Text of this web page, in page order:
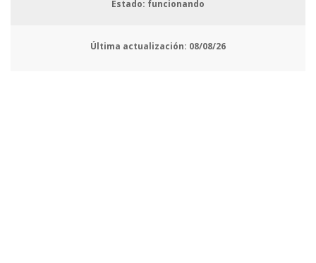
Estado: funcionando
Última actualización: 08/08/26